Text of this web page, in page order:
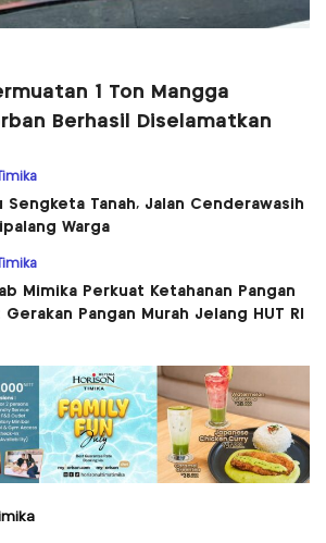
1 Ton Mangga
Berhasil Diselamatkan
Sengketa Tanah, Jalan Cenderawasih
Warga
Mimika Perkuat Ketahanan Pangan
Gerakan Pangan Murah Jelang HUT RI